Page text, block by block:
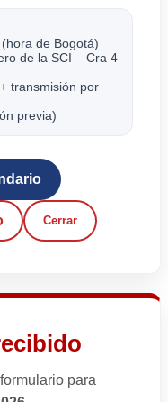
de Bogotá)
de la SCI – Cra 4
transmisión por
previa)
Cerrar
para